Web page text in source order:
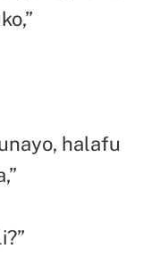
halafu